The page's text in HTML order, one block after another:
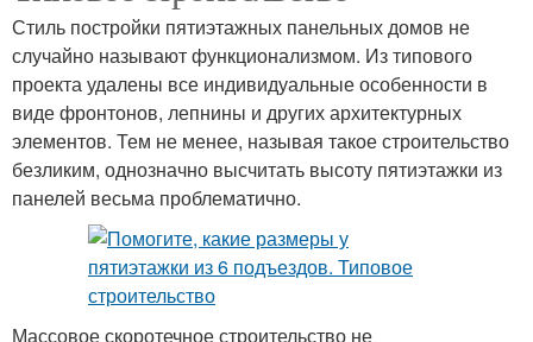
Стиль постройки пятиэтажных панельных домов не
случайно называют функционализмом. Из типового
проекта удалены все индивидуальные особенности в
виде фронтонов, лепнины и других архитектурных
элементов. Тем не менее, называя такое строительство
безликим, однозначно высчитать высоту пятиэтажки из
панелей весьма проблематично.
Массовое скоротечное строительство не